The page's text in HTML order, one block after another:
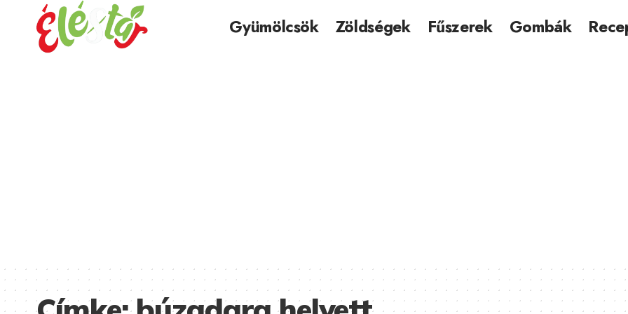
Gyümölcsök Zöldségek Fűszerek Gombák